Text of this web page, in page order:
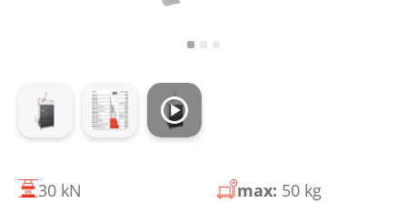
30 kN max: 50 kg